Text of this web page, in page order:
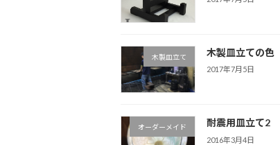
木製皿立て 木製皿立ての色
2017年7月5日
オーダーメイド 耐震用皿立て2
2016年3月4日